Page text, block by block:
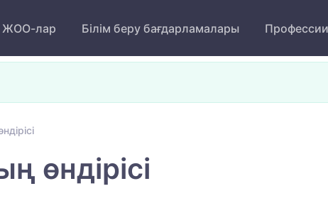
ЖОО-лар Білім беру бағдарламалары Профессии
өндірісі